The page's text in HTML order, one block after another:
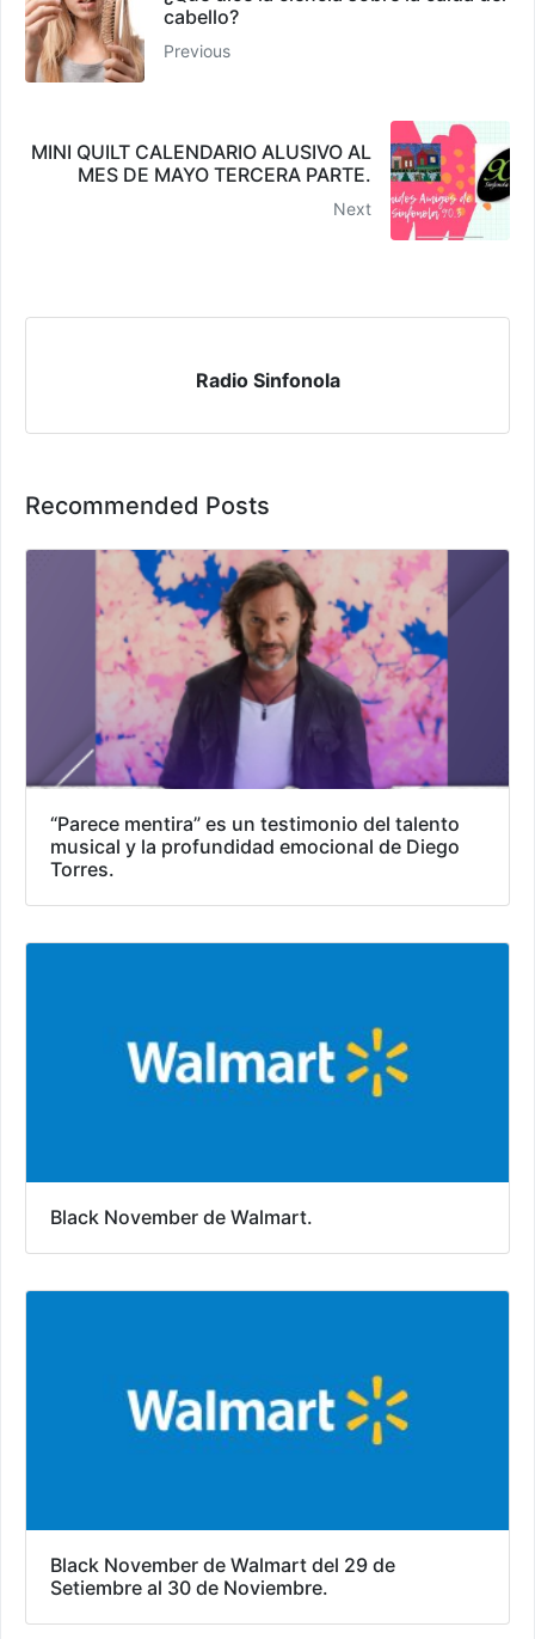
cabello?
Previous
MINI QUILT CALENDARIO ALUSIVO AL
MES DE MAYO TERCERA PARTE.
Next
Radio Sinfonola
Recommended Posts
“Parece mentira” es un testimonio del talento
musical y la profundidad emocional de Diego
Torres.
Black November de Walmart.
Black November de Walmart del 29 de
Setiembre al 30 de Noviembre.